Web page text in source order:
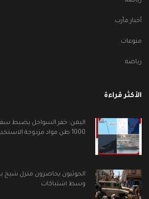
أخبار مأرب
منوعات
رياضة
الأكثر قراءة
اليمن: خفر السواحل يضبط
1000 طن مواد مزدوجة الاستخدام قبالة لحج
الحوثيون يحاصرون منزل
وسط اشتباكات